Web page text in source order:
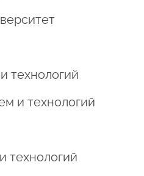
технологий
и технологий
технологий